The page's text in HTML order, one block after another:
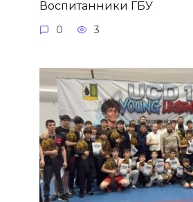
Воспитанники ГБУ
0 3